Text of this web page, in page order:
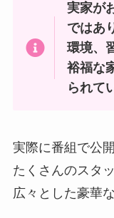
実家が
ではあ
環境、
裕福な
られて
実際に番組で公
たくさんのスタ
広々とした豪華